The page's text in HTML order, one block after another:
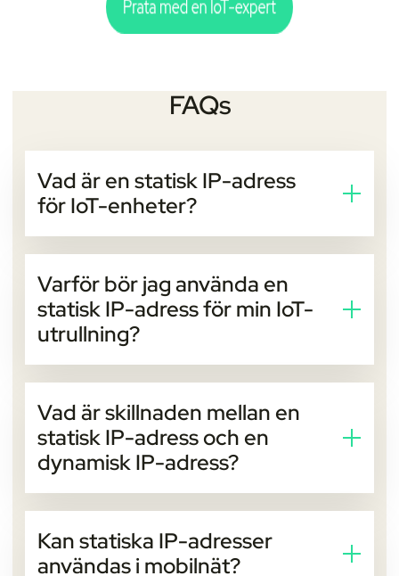
FAQs
Vad är en statisk IP-adress
för IoT-enheter?
nätverket, vilket gör enheten konsekvent nåbar för
övervakning och styrning.
Varför bör jag använda en
statisk IP-adress för min IoT-
utrullning?
tvåvägskommunikation mellan IoT-enheter och
moln- eller företagsplattformar.
Vad är skillnaden mellan en
statisk IP-adress och en
dynamisk IP-adress?
gör enhetshantering, felsökning och automatisering
betydligt enklare.
Kan statiska IP-adresser
användas i mobilnät?